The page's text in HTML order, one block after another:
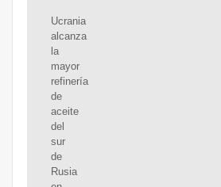
Ucrania
alcanza
la
mayor
refinería
de
aceite
del
sur
de
Rusia